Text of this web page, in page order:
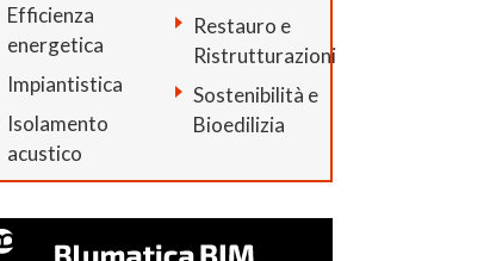
Efficienza
energetica
Impiantistica
Isolamento
acustico
Restauro e
Ristrutturazioni
Sostenibilità e
Bioedilizia